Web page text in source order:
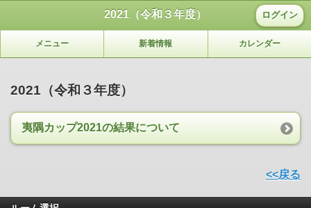
2021（令和３年度） ログイン
メニュー 新着情報 カレンダー
2021（令和３年度）
夷隅カップ2021の結果について
<<戻る